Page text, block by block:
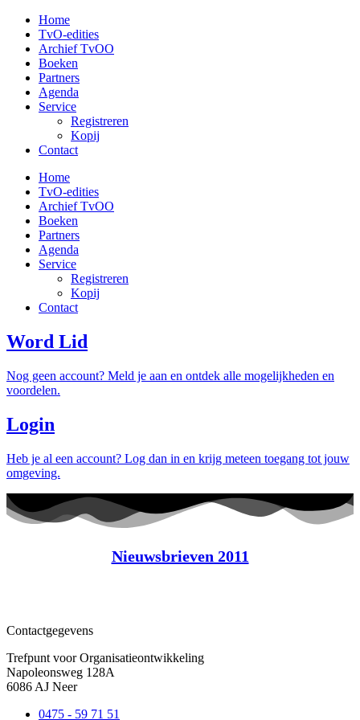
naar
inhoud
Home
TvO-edities
Archief TvOO
Boeken
Partners
Agenda
Service
Registreren
Kopij
Contact
Home
TvO-edities
Archief TvOO
Boeken
Partners
Agenda
Service
Registreren
Kopij
Contact
Word Lid
Nog geen account? Meld je aan en ontdek alle mogelijkheden en
voordelen.
Login
Heb je al een account? Log dan in en krijg meteen toegang tot jouw
omgeving.
Nieuwsbrieven 2011
Contactgegevens
Trefpunt voor Organisatieontwikkeling
Napoleonsweg 128A
6086 AJ Neer
0475 - 59 71 51